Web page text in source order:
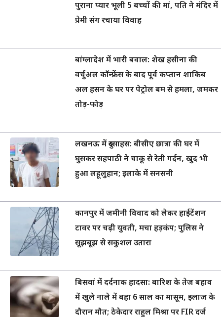
पुराना प्यार भूली 5 बच्चों की मां, पति ने मंदिर में
प्रेमी संग रचाया विवाह
बांग्लादेश में भारी बवाल: शेख हसीना की
वर्चुअल कॉन्फ्रेंस के बाद पूर्व कप्तान शाकिब
अल हसन के घर पर पेट्रोल बम से हमला, जमकर
तोड़-फोड़
लखनऊ में दुस्साहस: बीसीए छात्रा की घर में
घुसकर सहपाठी ने चाकू से रेती गर्दन, खुद भी
हुआ लहूलुहान; इलाके में सनसनी
कानपुर में जमीनी विवाद को लेकर हाईटेंशन
टावर पर चढ़ी युवती, मचा हड़कंप; पुलिस ने
सूझबूझ से सकुशल उतारा
बिसवां में दर्दनाक हादसा: बारिश के तेज बहाव
में खुले नाले में बहा 6 साल का मासूम, इलाज के
दौरान मौत; ठेकेदार राहुल मिश्रा पर FIR दर्ज